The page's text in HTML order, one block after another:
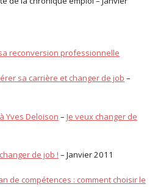
reconversion professionnelle
sa carrière et changer de job –
Yves Deloison – Je veux changer de
de job ! – Janvier 2011
de compétences : comment choisir le